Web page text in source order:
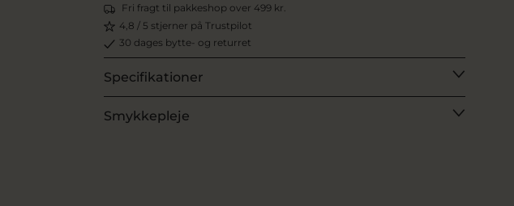
Fri fragt til pakkeshop over 499 kr.
4,8 / 5 stjerner på Trustpilot
30 dages bytte- og returret
Specifikationer
Smykkepleje